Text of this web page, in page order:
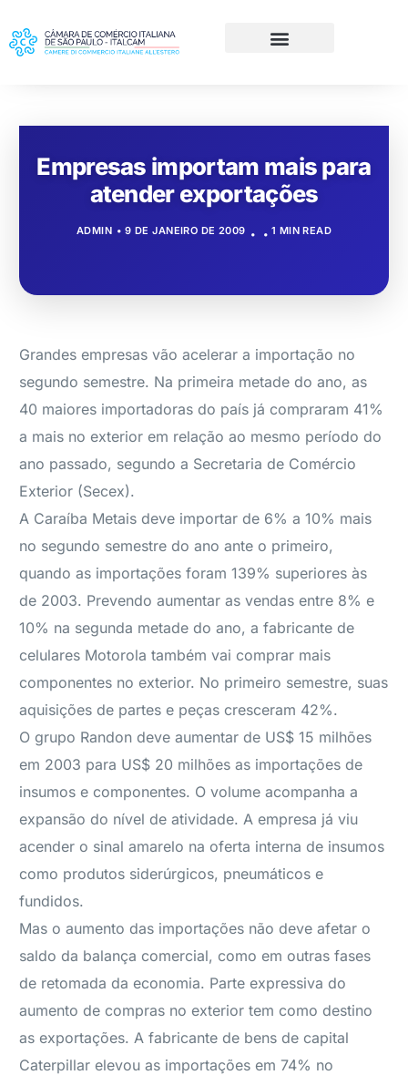
Empresas importam mais para
atender exportações
ADMIN 9 DE JANEIRO DE 2009 1 MIN READ
Grandes empresas vão acelerar a importação no
segundo semestre. Na primeira metade do ano, as
40 maiores importadoras do país já compraram 41%
a mais no exterior em relação ao mesmo período do
ano passado, segundo a Secretaria de Comércio
Exterior (Secex).
A Caraíba Metais deve importar de 6% a 10% mais
no segundo semestre do ano ante o primeiro,
quando as importações foram 139% superiores às
de 2003. Prevendo aumentar as vendas entre 8% e
10% na segunda metade do ano, a fabricante de
celulares Motorola também vai comprar mais
componentes no exterior. No primeiro semestre, suas
aquisições de partes e peças cresceram 42%.
O grupo Randon deve aumentar de US$ 15 milhões
em 2003 para US$ 20 milhões as importações de
insumos e componentes. O volume acompanha a
expansão do nível de atividade. A empresa já viu
acender o sinal amarelo na oferta interna de insumos
como produtos siderúrgicos, pneumáticos e
fundidos.
Mas o aumento das importações não deve afetar o
saldo da balança comercial, como em outras fases
de retomada da economia. Parte expressiva do
aumento de compras no exterior tem como destino
as exportações. A fabricante de bens de capital
Caterpillar elevou as importações em 74% no